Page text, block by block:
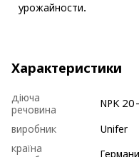
урожайности.
Характеристики
діюча
речовина
NPK
виробник
Unifer
країна